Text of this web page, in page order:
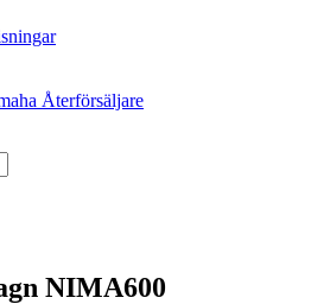
Återförsäljare
NIMA600